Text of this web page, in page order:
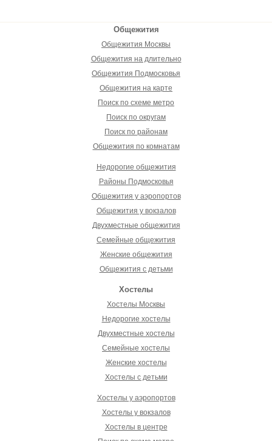
Общежития
Общежития Москвы
Общежития на длительно
Общежития Подмосковья
Общежития на карте
Поиск по схеме метро
Поиск по округам
Поиск по районам
Общежития по комнатам
Недорогие общежития
Районы Подмосковья
Общежития у аэропортов
Общежития у вокзалов
Двухместные общежития
Семейные общежития
Женские общежития
Общежития с детьми
Хостелы
Хостелы Москвы
Недорогие хостелы
Двухместные хостелы
Семейные хостелы
Женские хостелы
Хостелы с детьми
Хостелы у аэропортов
Хостелы у вокзалов
Хостелы в центре